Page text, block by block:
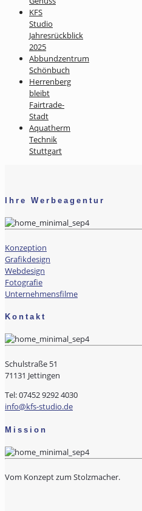
KFS
Studio
Jahresrückblick
2025
Abbundzentrum
Schönbuch
Herrenberg
bleibt
Fairtrade-
Stadt
Aquatherm
Technik
Stuttgart
Ihre Werbeagentur
Konzeption
Grafikdesign
Webdesign
Fotografie
Unternehmensfilme
Kontakt
Schulstraße 51
71131 Jettingen
Tel: 07452 9292 4030
info@kfs-studio.de
Mission
Vom Konzept zum Stolzmacher.